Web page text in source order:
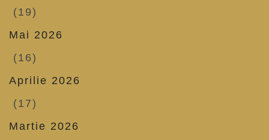
(19)
Mai 2026
(16)
Aprilie 2026
(17)
Martie 2026